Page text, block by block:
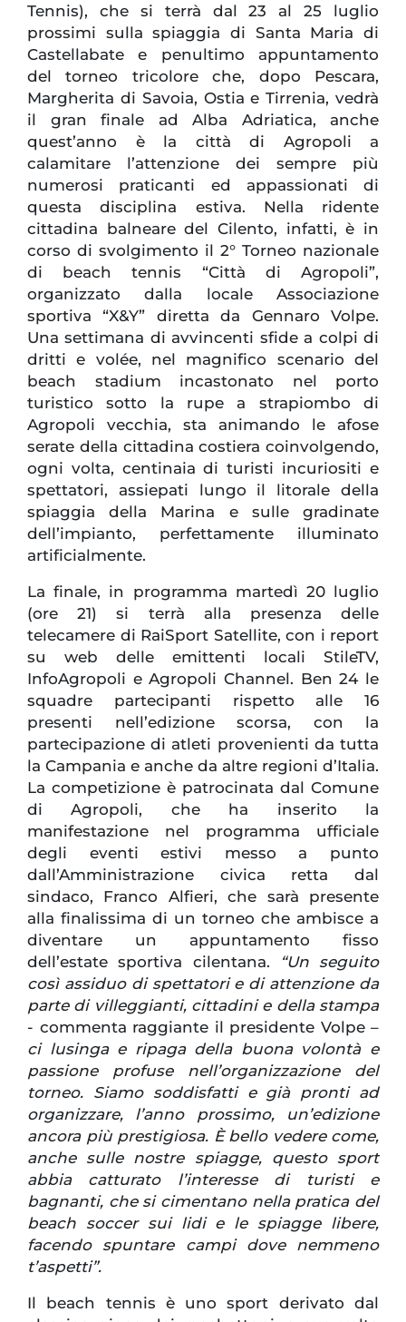
Tennis), che si terrà dal 23 al 25 luglio
prossimi sulla spiaggia di Santa Maria di
Castellabate e penultimo appuntamento
del torneo tricolore che, dopo Pescara,
Margherita di Savoia, Ostia e Tirrenia, vedrà
il gran finale ad Alba Adriatica, anche
quest’anno è la città di Agropoli a
calamitare l’attenzione dei sempre più
numerosi praticanti ed appassionati di
questa disciplina estiva. Nella ridente
cittadina balneare del Cilento, infatti, è in
corso di svolgimento il 2° Torneo nazionale
di beach tennis “Città di Agropoli”,
organizzato dalla locale Associazione
sportiva “X&Y” diretta da Gennaro Volpe.
Una settimana di avvincenti sfide a colpi di
dritti e volée, nel magnifico scenario del
beach stadium incastonato nel porto
turistico sotto la rupe a strapiombo di
Agropoli vecchia, sta animando le afose
serate della cittadina costiera coinvolgendo,
ogni volta, centinaia di turisti incuriositi e
spettatori, assiepati lungo il litorale della
spiaggia della Marina e sulle gradinate
dell’impianto, perfettamente illuminato
artificialmente.
La finale, in programma martedì 20 luglio
(ore 21) si terrà alla presenza delle
telecamere di RaiSport Satellite, con i report
su web delle emittenti locali StileTV,
InfoAgropoli e Agropoli Channel. Ben 24 le
squadre partecipanti rispetto alle 16
presenti nell’edizione scorsa, con la
partecipazione di atleti provenienti da tutta
la Campania e anche da altre regioni d’Italia.
La competizione è patrocinata dal Comune
di Agropoli, che ha inserito la
manifestazione nel programma ufficiale
degli eventi estivi messo a punto
dall’Amministrazione civica retta dal
sindaco, Franco Alfieri, che sarà presente
alla finalissima di un torneo che ambisce a
diventare un appuntamento fisso
dell’estate sportiva cilentana.
“Un seguito
così assiduo di spettatori e di attenzione da
parte di villeggianti, cittadini e della stampa
- commenta raggiante il presidente Volpe –
ci lusinga e ripaga della buona volontà e
passione profuse nell’organizzazione del
torneo. Siamo soddisfatti e già pronti ad
organizzare, l’anno prossimo, un’edizione
ancora più prestigiosa. È bello vedere come,
anche sulle nostre spiagge, questo sport
abbia catturato l’interesse di turisti e
bagnanti, che si cimentano nella pratica del
beach soccer sui lidi e le spiagge libere,
facendo spuntare campi dove nemmeno
t’aspetti”.
Il beach tennis è uno sport derivato dal